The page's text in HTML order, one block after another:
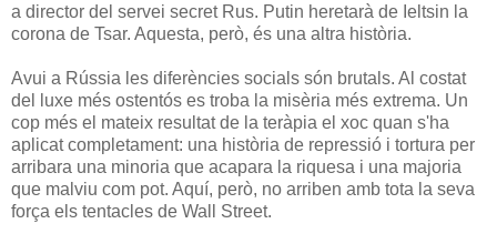
a director del servei secret Rus. Putin heretarà de Ieltsin la
corona de Tsar. Aquesta, però, és una altra història.
Avui a Rússia les diferències socials són brutals. Al costat
del luxe més ostentós es troba la misèria més extrema. Un
cop més el mateix resultat de la teràpia el xoc quan s'ha
aplicat completament: una història de repressió i tortura per
arribara una minoria que acapara la riquesa i una majoria
que malviu com pot. Aquí, però, no arriben amb tota la seva
força els tentacles de Wall Street.